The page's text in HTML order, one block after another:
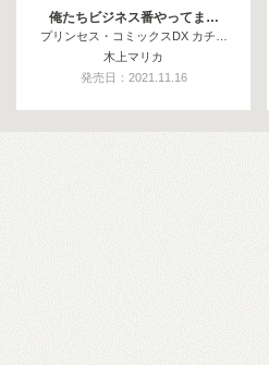
俺たちビジネス番やってま…
プリンセス・コミックスDX カチ…
木上マリカ
発売日：2021.11.16